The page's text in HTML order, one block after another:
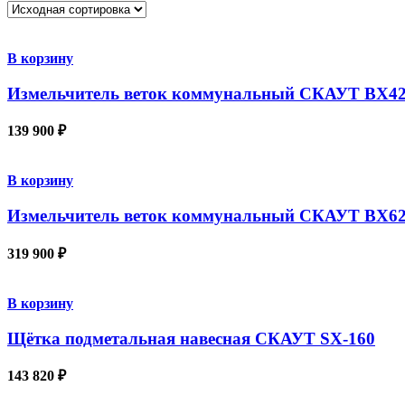
В корзину
Измельчитель веток коммунальный СКАУТ BX42
139 900 ₽
В корзину
Измельчитель веток коммунальный СКАУТ
319 900 ₽
В корзину
Щётка подметальная навесная СКАУТ SX-160
143 820 ₽